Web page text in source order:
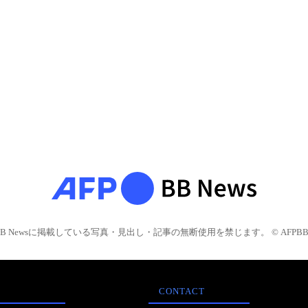
Newsに掲載している写真・見出し・記事の無断使用を禁じます。 © AFPBB
CONTACT